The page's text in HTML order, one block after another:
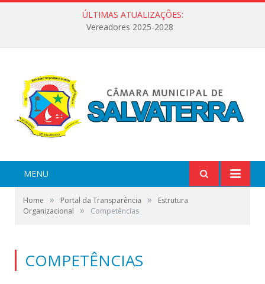
ÚLTIMAS ATUALIZAÇÕES:
Vereadores 2025-2028
MENU
Home » Portal da Transparência »
Estrutura
Organizacional
» Competências
COMPETÊNCIAS